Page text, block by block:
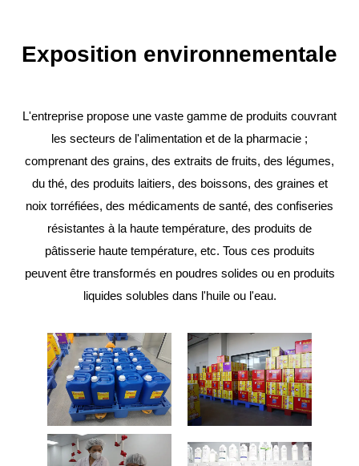
Exposition environnementale
L'entreprise propose une vaste gamme de produits couvrant
les secteurs de l'alimentation et de la pharmacie ;
comprenant des grains, des extraits de fruits, des légumes,
du thé, des produits laitiers, des boissons, des graines et
noix torréfiées, des médicaments de santé, des confiseries
résistantes à la haute température, des produits de
pâtisserie haute température, etc. Tous ces produits
peuvent être transformés en poudres solides ou en produits
liquides solubles dans l'huile ou l'eau.